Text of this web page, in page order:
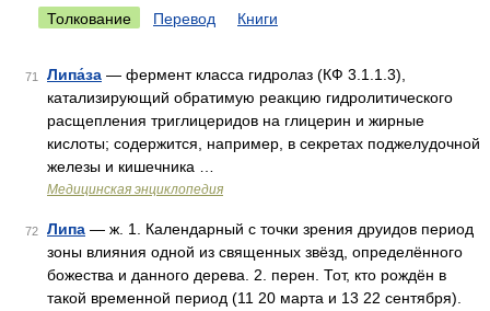
Толкование Перевод Книги
71 Липа́за — фермент класса гидролаз (КФ 3.1.1.3),
катализирующий обратимую реакцию гидролитического
расщепления триглицеридов на глицерин и жирные
кислоты; содержится, например, в секретах поджелудочной
железы и кишечника …
Медицинская энциклопедия
72 Липа — ж. 1. Календарный с точки зрения друидов период
зоны влияния одной из священных звёзд, определённого
божества и данного дерева. 2. перен. Тот, кто рождён в
такой временной период (11 20 марта и 13 22 сентября).